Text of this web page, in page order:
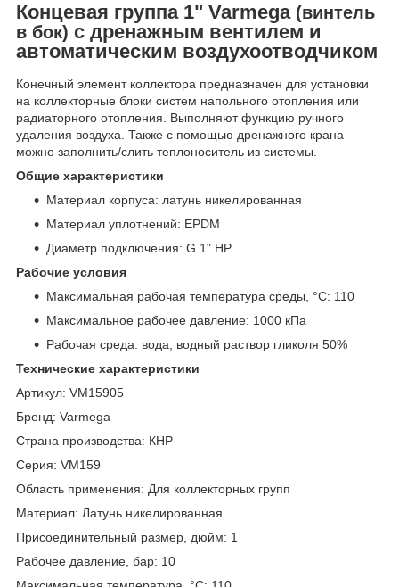
Концевая группа 1" Varmega (винтель
в бок) с дренажным вентилем и
автоматическим воздухоотводчиком
Конечный элемент коллектора предназначен для установки
на коллекторные блоки систем напольного отопления или
радиаторного отопления. Выполняют функцию ручного
удаления воздуха. Также с помощью дренажного крана
можно заполнить/слить теплоноситель из системы.
Общие характеристики
Материал корпуса: латунь никелированная
Материал уплотнений: EPDM
Диаметр подключения: G 1" НР
Рабочие условия
Максимальная рабочая температура среды, °С: 110
Максимальное рабочее давление: 1000 кПа
Рабочая среда: вода; водный раствор гликоля 50%
Технические характеристики
Артикул: VM15905
Бренд: Varmega
Страна производства: КНР
Серия: VM159
Область применения: Для коллекторных групп
Материал: Латунь никелированная
Присоединительный размер, дюйм: 1
Рабочее давление, бар: 10